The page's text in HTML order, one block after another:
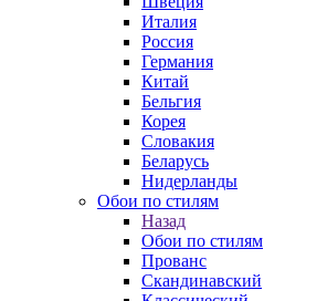
Италия
Россия
Германия
Китай
Бельгия
Корея
Словакия
Беларусь
Нидерланды
Обои по стилям
Назад
Обои по стилям
Прованс
Скандинавский